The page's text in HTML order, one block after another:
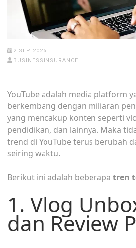
2 SEP 2025
BUSINESSINSURANCE
YouTube adalah media platform
berkembang dengan miliaran
yang mencakup konten seperti
pendidikan, dan lainnya. Maka
trend di YouTube terus berubah
seiring waktu.
Berikut ini adalah beberapa tren
1. Vlog
dan Review